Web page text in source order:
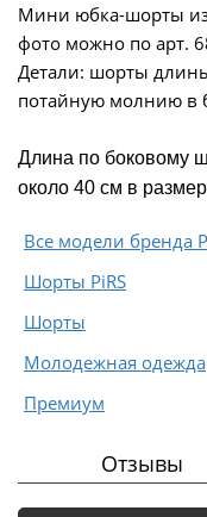
Мини юбка-шорты из
фото можно по арт.
Детали: шорты
потайную молнию в
Длина по боковому
около 40 см в
Все модели бренда
Шорты PiRS
Шорты
Молодежная одежда
Премиум
Отзывы